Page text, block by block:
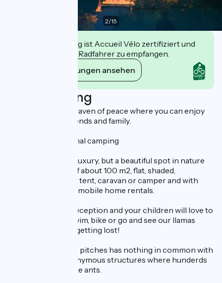
2/15
Diese Einrichtung ist Accueil Vélo zertifiziert und
verpflichtet sich, Radfahrer zu empfangen.
Ihre Verpflichtungen ansehen
Beschreibung
"The camping is a haven of peace where you can enjoy
the company of friends and family.
For fans of traditional camping
Here no excessive luxury, but a beautiful spot in nature
with nice pitches of about 100 m2, flat, shaded,
grassed surface for tent, caravan or camper and with
sites of 200 m2 for mobile home rentals.
You'll find a warm reception and your children will love to
play outside, run, swim, bike or go and see our llamas
without the risk of getting lost!
This camping of 80 pitches has nothing in common with
enormous and anonymous structures where hunderds
of people swarm like ants.